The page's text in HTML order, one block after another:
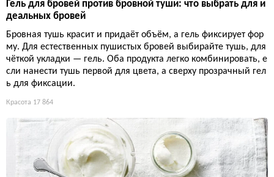
Гель для бровей против бровной туши: что выбрать для и
деальных бровей
Бровная тушь красит и придаёт объём, а гель фиксирует фор
му. Для естественных пушистых бровей выбирайте тушь, для
чёткой укладки — гель. Оба продукта легко комбинировать, е
сли нанести тушь первой для цвета, а сверху прозрачный гел
ь для фиксации.
Красота 17 864